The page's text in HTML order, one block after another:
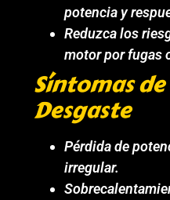
potencia y
Reduzca los
motor por fugas
Síntomas
Desgaste
Pérdida de
irregular.